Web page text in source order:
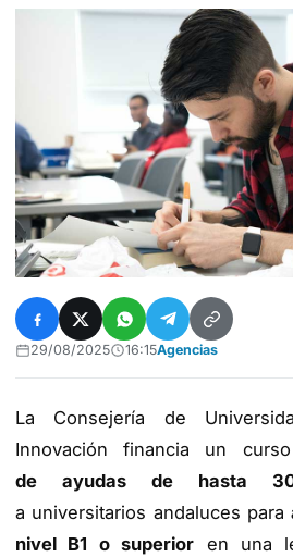
29/08/2025 16:15Agencias
La Consejería de
Innovación financia un
de ayudas de hasta
a universitarios andaluces para
nivel B1 o superior en una